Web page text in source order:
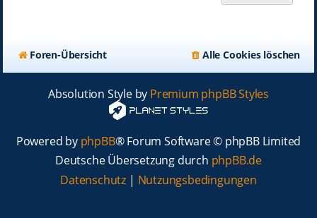
Foren-Übersicht Alle Cookies löschen
Absolution Style by Premium phpBB Styles
Powered by phpBB® Forum Software © phpBB Limited
Deutsche Übersetzung durch phpBB.de
Datenschutz | Nutzungsbedingungen